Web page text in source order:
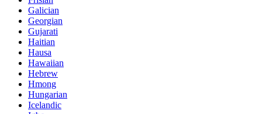
Galician
Georgian
Gujarati
Haitian
Hausa
Hawaiian
Hebrew
Hmong
Hungarian
Icelandic